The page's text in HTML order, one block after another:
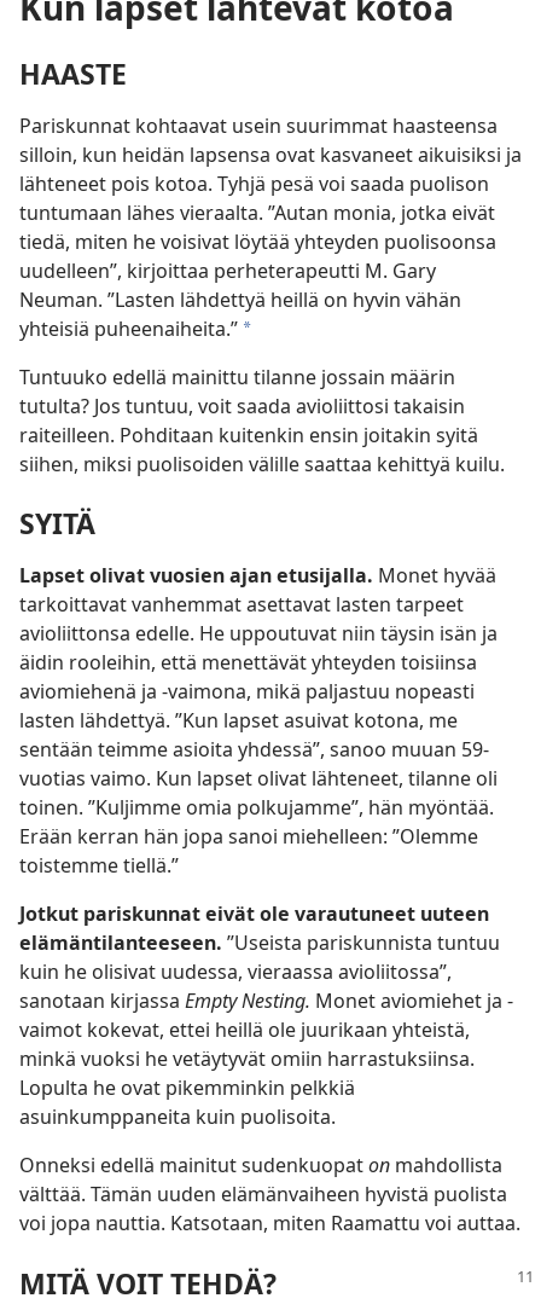
HAASTE
Pariskunnat kohtaavat usein suurimmat haasteensa
silloin, kun heidän lapsensa ovat kasvaneet aikuisiksi ja
lähteneet pois kotoa. Tyhjä pesä voi saada puolison
tuntumaan lähes vieraalta. ”Autan monia, jotka eivät
tiedä, miten he voisivat löytää yhteyden puolisoonsa
uudelleen”, kirjoittaa perheterapeutti M. Gary
Neuman. ”Lasten lähdettyä heillä on hyvin vähän
yhteisiä puheenaiheita.” *
Tuntuuko edellä mainittu tilanne jossain määrin
tutulta? Jos tuntuu, voit saada avioliittosi takaisin
raiteilleen. Pohditaan kuitenkin ensin joitakin syitä
siihen, miksi puolisoiden välille saattaa kehittyä kuilu.
SYITÄ
Lapset olivat vuosien ajan etusijalla. Monet hyvää
tarkoittavat vanhemmat asettavat lasten tarpeet
avioliittonsa edelle. He uppoutuvat niin täysin isän ja
äidin rooleihin, että menettävät yhteyden toisiinsa
aviomiehenä ja -vaimona, mikä paljastuu nopeasti
lasten lähdettyä. ”Kun lapset asuivat kotona, me
sentään teimme asioita yhdessä”, sanoo muuan 59-
vuotias vaimo. Kun lapset olivat lähteneet, tilanne oli
toinen. ”Kuljimme omia polkujamme”, hän myöntää.
Erään kerran hän jopa sanoi miehelleen: ”Olemme
toistemme tiellä.”
Jotkut pariskunnat eivät ole varautuneet uuteen
elämäntilanteeseen. ”Useista pariskunnista tuntuu
kuin he olisivat uudessa, vieraassa avioliitossa”,
sanotaan kirjassa Empty Nesting. Monet aviomiehet ja -
vaimot kokevat, ettei heillä ole juurikaan yhteistä,
minkä vuoksi he vetäytyvät omiin harrastuksiinsa.
Lopulta he ovat pikemminkin pelkkiä
asuinkumppaneita kuin puolisoita.
Onneksi edellä mainitut sudenkuopaton mahdollista
välttää. Tämän uuden elämänvaiheen hyvistä puolista
voi jopa nauttia. Katsotaan, miten Raamattu voi auttaa.
MITÄ VOIT TEHDÄ?